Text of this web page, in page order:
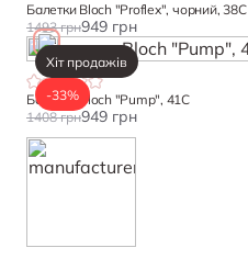
Балетки Bloch "Proflex", чорний, 38С
1493 грн949 грн
Хіт продажів
-33%
Балетки Bloch "Pump", 41С
1408 грн949 грн